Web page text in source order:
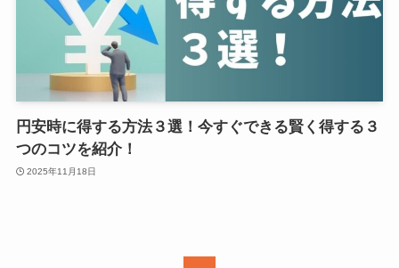
円安時に得する方法３選！今すぐできる賢く得する３
つのコツを紹介！
2025年11月18日